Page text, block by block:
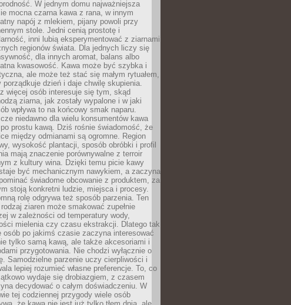
W jednym domu najważniejsza
mocna czarna kawa z rana, w innym
napój z mlekiem, pijany powoli przy
stole. Jedni cenią prostotę i
inni lubią eksperymentować z ziarnami
regionów świata. Dla jednych liczy się
dla innych aromat, balans albo
kwasowość. Kawa może być szybka i
ale może też stać się małym rytuałem,
porządkuje dzień i daje chwilę skupienia.
więcej osób interesuje się tym, skąd
ziarna, jak zostały wypalone i w jaki
wpływa to na końcowy smak naparu.
niedawno dla wielu konsumentów kawa
po prostu kawą. Dziś rośnie świadomość, że
między odmianami są ogromne. Region
wysokość plantacji, sposób obróbki i profil
mają znaczenie porównywalne z terroir
z kultury wina. Dzięki temu picie kawy
być mechanicznym nawykiem, a zaczyna
świadome obcowanie z produktem, za
stoją konkretni ludzie, miejsca i procesy.
rolę odgrywa też sposób parzenia. Ten
ziaren może smakować zupełnie
w zależności od temperatury wody,
mielenia czy czasu ekstrakcji. Dlatego tak
osób po jakimś czasie zaczyna interesować
tylko samą kawą, ale także akcesoriami i
przygotowania. Nie chodzi wyłącznie o
Samodzielne parzenie uczy cierpliwości i
lepiej rozumieć własne preferencje. To, co
wydaje się drobiazgiem, z czasem
decydować o całym doświadczeniu. W
tej codziennej przygody wiele osób